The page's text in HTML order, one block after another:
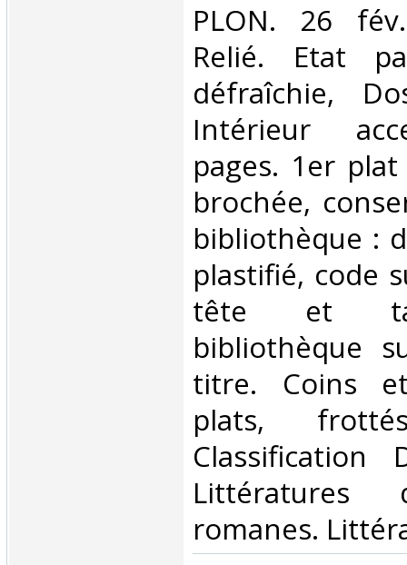
‎PLON. 26
Relié. Etat
défraîchie,
Intérieur
pages. 1er
brochée,
bibliothèque :
plastifié, code
tête et
bibliothèque
titre. Coins
plats,
Classification
Littératures
romanes.